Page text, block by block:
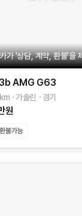
가 '상담, 계약, 환불'을
AMG G63
km 가솔린 경기
원